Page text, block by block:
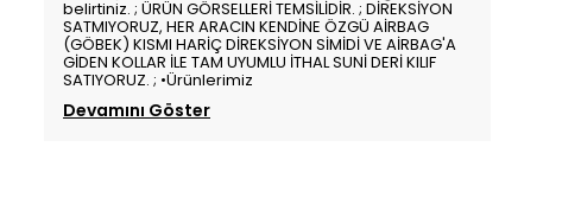
belirtiniz. ; ÜRÜN GÖRSELLERİ TEMSİLİDİR. ; DİREKSİYON
SATMIYORUZ, HER ARACIN KENDİNE ÖZGÜ AİRBAG
(GÖBEK) KISMI HARİÇ DİREKSİYON SİMİDİ VE AİRBAG'A
GİDEN KOLLAR İLE TAM UYUMLU İTHAL SUNİ DERİ KILIF
SATIYORUZ. ; •Ürünlerimiz
Devamını Göster